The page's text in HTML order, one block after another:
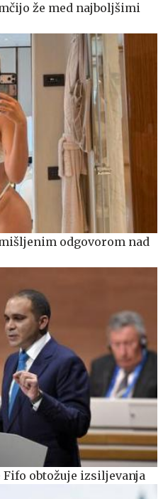
že med najboljšimi
odgovorom nad
obtožuje izsiljevanja